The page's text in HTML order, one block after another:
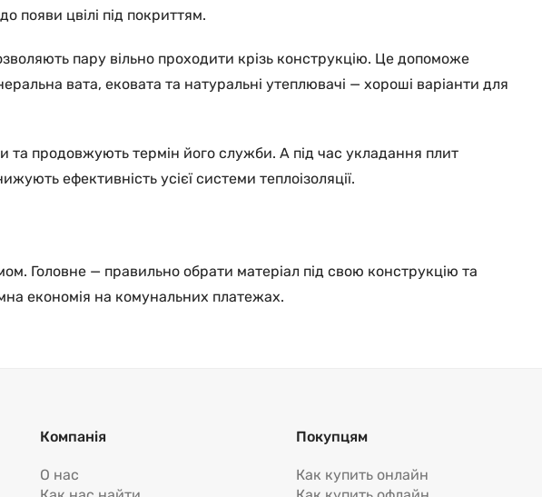
появи цвілі під покриттям.
пару вільно проходити крізь конструкцію. Це допоможе
вата, ековата та натуральні утеплювачі — хороші варіанти для
та продовжують термін його служби. А під час укладання плит
ефективність усієї системи теплоізоляції.
Головне — правильно обрати матеріал під свою конструкцію та
економія на комунальних платежах.
Компанія
О нас
Покупцям
Как купить онлайн